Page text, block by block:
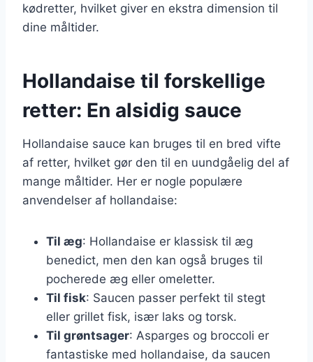
kødretter, hvilket giver en ekstra dimension til
dine måltider.
Hollandaise til forskellige
retter: En alsidig sauce
Hollandaise sauce kan bruges til en bred vifte
af retter, hvilket gør den til en uundgåelig del af
mange måltider. Her er nogle populære
anvendelser af hollandaise:
Til æg: Hollandaise er klassisk til æg
benedict, men den kan også bruges til
pocherede æg eller omeletter.
Til fisk: Saucen passer perfekt til stegt
eller grillet fisk, især laks og torsk.
Til grøntsager: Asparges og broccoli er
fantastiske med hollandaise, da saucen